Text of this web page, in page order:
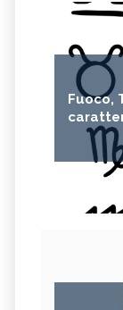
Fuoco,